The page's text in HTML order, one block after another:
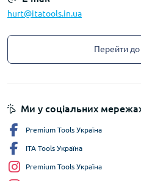
hurt@itatools.in.ua
Перейти до
Ми у соціальних
Premium Tools Україна
ITA Tools Україна
Premium Tools Україна